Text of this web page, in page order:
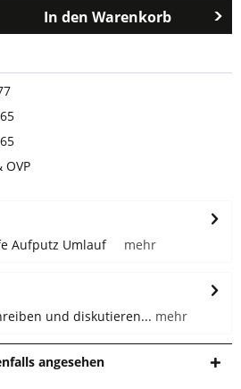
In den Warenkorb
OVP
Aufputz Umlauf mehr
und diskutieren... mehr
angesehen